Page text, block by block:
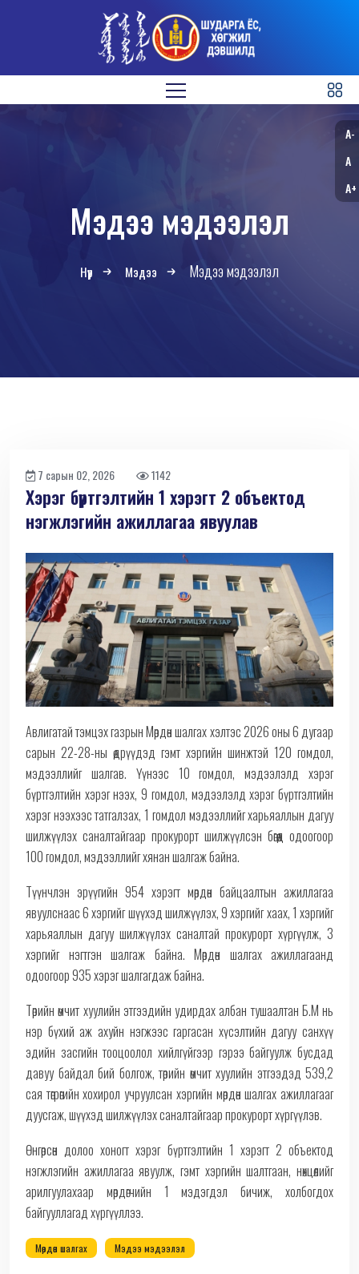
Мэдээ мэдээлэл
Нүүр Мэдээ Мэдээ мэдээлэл
7 сарын 02, 2026 1142
Хэрэг бүртгэлтийн 1 хэрэгт 2 объектод
нэгжлэгийн ажиллагаа явуулав
Авлигатай тэмцэх газрын Мөрдөн шалгах хэлтэс 2026 оны 6 дугаар
сарын 22-28-ны өдрүүдэд гэмт хэргийн шинжтэй 120 гомдол,
мэдээллийг шалгав. Үүнээс 10 гомдол, мэдээлэлд хэрэг
бүртгэлтийн хэрэг нээх, 9 гомдол, мэдээлэлд хэрэг бүртгэлтийн
хэрэг нээхээс татгалзах, 1 гомдол мэдээллийг харьяаллын дагуу
шилжүүлэх саналтайгаар прокурорт шилжүүлсэн бөгөөд одоогоор
100 гомдол, мэдээллийг хянан шалгаж байна.
Түүнчлэн эрүүгийн 954 хэрэгт мөрдөн байцаалтын ажиллагаа
явуулснаас 6 хэргийг шүүхэд шилжүүлэх, 9 хэргийг хаах, 1 хэргийг
харьяаллын дагуу шилжүүлэх саналтай прокурорт хүргүүлж, 3
хэргийг нэгтгэн шалгаж байна. Мөрдөн шалгах ажиллагаанд
одоогоор 935 хэрэг шалгагдаж байна.
Төрийн өмчит хуулийн этгээдийн удирдах албан тушаалтан Б.М нь
нэр бүхий аж ахуйн нэгжээс гаргасан хүсэлтийн дагуу санхүү
эдийн засгийн тооцоолол хийлгүйгээр гэрээ байгуулж бусдад
давуу байдал бий болгож, төрийн өмчит хуулийн этгээдэд 539,2
сая төгрөгийн хохирол учруулсан хэргийн мөрдөн шалгах ажиллагааг
дуусгаж, шүүхэд шилжүүлэх саналтайгаар прокурорт хүргүүлэв.
Өнгөрсөн долоо хоногт хэрэг бүртгэлтийн 1 хэрэгт 2 объектод
нэгжлэгийн ажиллагаа явуулж, гэмт хэргийн шалтгаан, нөхцөлийг
арилгуулахаар мөрдөгчийн 1 мэдэгдэл бичиж, холбогдох
байгууллагад хүргүүллээ.
Мөрдөн шалгах Мэдээ мэдээлэл
A-
A
A+